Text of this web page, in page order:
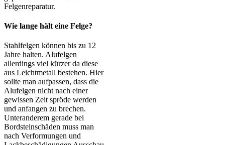
Felgenreparatur.
Wie lange hält eine Felge?
Stahlfelgen können bis zu 12
Jahre halten. Alufelgen
allerdings viel kürzer da diese
aus Leichtmetall bestehen. Hier
sollte man aufpassen, dass die
Alufelgen nicht nach einer
gewissen Zeit spröde werden
und anfangen zu brechen.
Unteranderem gerade bei
Bordsteinschäden muss man
nach Verformungen und